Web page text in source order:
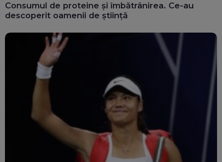
Consumul de proteine și îmbătrânirea. Ce-au
descoperit oamenii de știință